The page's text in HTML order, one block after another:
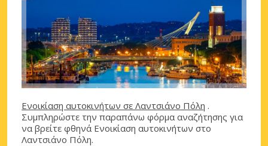
Ενοικίαση αυτοκινήτων σε Λαντσιάνο Πόλη .
Συμπληρώστε την παραπάνω φόρμα αναζήτησης για
να βρείτε φθηνά Ενοικίαση αυτοκινήτων στο
Λαντσιάνο Πόλη.